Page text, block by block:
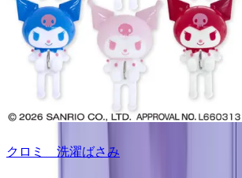
クロミ 洗濯ばさみ